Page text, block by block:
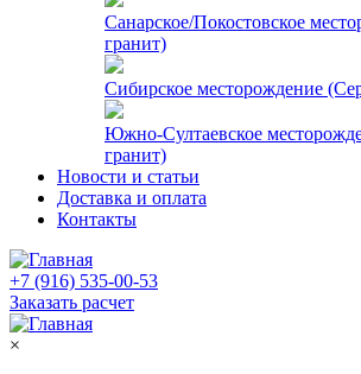
Санарское/Покостовское
гранит)
Сибирское месторождение
Южно-Султаевское
гранит)
Новости и статьи
Доставка и оплата
Контакты
+7 (916) 535-00-53
Заказать расчет
×